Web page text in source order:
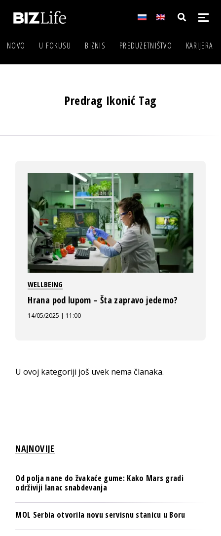
NOVO U FOKUSU BIZNIS PREDUZETNIŠTVO KARIJERA
Predrag Ikonić Tag
WELLBEING
Hrana pod lupom – Šta zapravo jedemo?
14/05/2025 | 11:00
U ovoj kategoriji još uvek nema članaka.
NAJNOVIJE
Od polja nane do žvakaće gume: Kako Mars gradi
održiviji lanac snabdevanja
MOL Serbia otvorila novu servisnu stanicu u Boru